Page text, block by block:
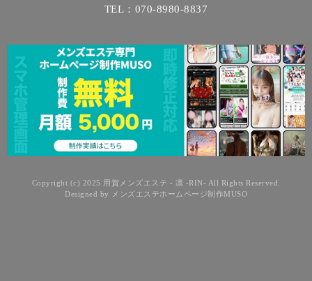
TEL：070-8980-8837
Copyright (c) 2025 用賀メンズエステ - 凛 -RIN- All Rights Reserved.
Designed by
メンズエステホームページ制作MUSO